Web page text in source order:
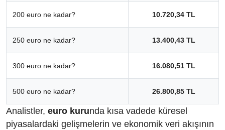
200 euro ne kadar? 10.720,34 TL
250 euro ne kadar? 13.400,43 TL
300 euro ne kadar? 16.080,51 TL
500 euro ne kadar? 26.800,85 TL
Analistler, euro kurunda kısa vadede küresel
piyasalardaki gelişmelerin ve ekonomik veri akışının